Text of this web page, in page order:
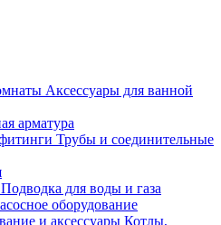
Аксессуары для ванной
арматура
Трубы и соединительные
Подводка для воды и газа
оборудование
Котлы,